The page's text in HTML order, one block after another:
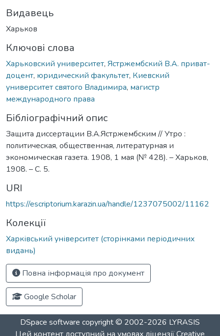
Видавець
Харьков
Ключові слова
Харьковский университет, Ястржембский В.А. приват-
доцент, юридический факультет, Киевский
университет святого Владимира, магистр
международного права
Бібліографічний опис
Защита диссертации В.А.Ястржембским // Утро :
политическая, общественная, литературная и
экономическая газета. 1908, 1 мая (№ 428). – Харьков,
1908. – С. 5.
URI
https://escriptorium.karazin.ua/handle/1237075002/11162
Колекції
Харківський університет (сторінками періодичних
видань)
Повна інформація про документ
Google Scholar
DSpace software copyright © 2002-2026 LYRASIS